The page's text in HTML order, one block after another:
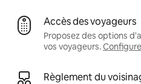
Accès des voyageurs
Proposez des options
vos voyageurs.
Règlement du